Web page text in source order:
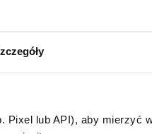
lub API), aby mierzyć
stanowczość – zawsze
taki, który ciągle chce
chcieć być coraz lepszym,
miesiącu osiągnęłam taki
razem z trenerem czy